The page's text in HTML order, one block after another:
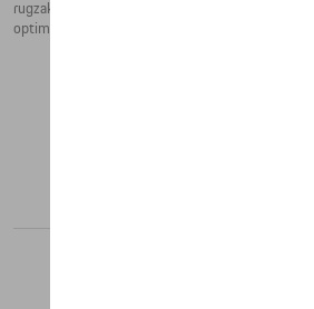
rugzak bieden extra ruimte. De verstelbare
optimale pasvorm en comfort.